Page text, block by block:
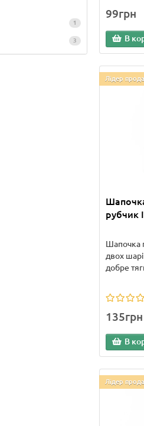
1
3
99грн
В
Лідер
рубчик
Шапочка
двох
добре
135грн
В
Лідер